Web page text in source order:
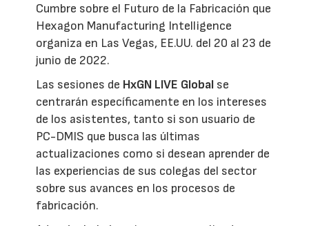
Cumbre sobre el Futuro de la Fabricación que
Hexagon Manufacturing Intelligence
organiza en Las Vegas, EE.UU. del 20 al 23 de
junio de 2022.
Las sesiones de HxGN LIVE Global se
centrarán específicamente en los intereses
de los asistentes, tanto si son usuario de
PC-DMIS que busca las últimas
actualizaciones como si desean aprender de
las experiencias de sus colegas del sector
sobre sus avances en los procesos de
fabricación.